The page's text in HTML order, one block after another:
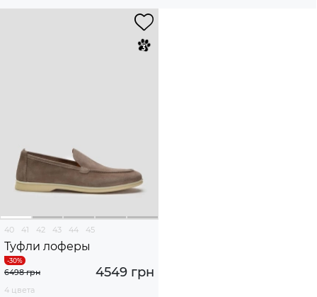
40 41 42 43 44 45
Туфли лоферы
4549 грн
6498 грн
4 цвета